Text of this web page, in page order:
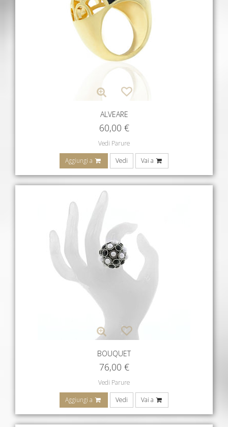
ALVEARE
60,00 €
Vedi Parure
Aggiungi a Vedi Vai a
BOUQUET
76,00 €
Vedi Parure
Aggiungi a Vedi Vai a